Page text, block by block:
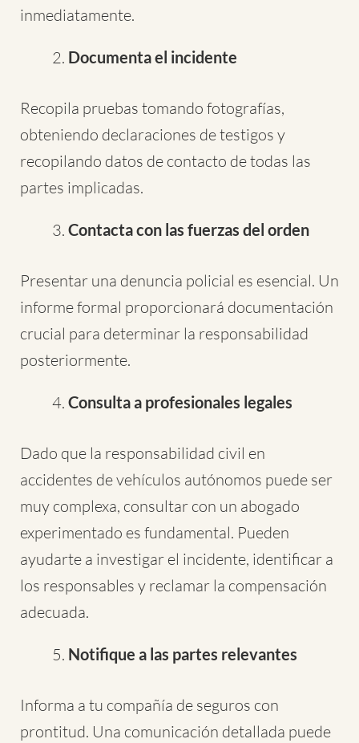
inmediatamente.
Documenta el incidente
Recopila pruebas tomando fotografías,
obteniendo declaraciones de testigos y
recopilando datos de contacto de todas las
partes implicadas.
Contacta con las fuerzas del orden
Presentar una denuncia policial es esencial. Un
informe formal proporcionará documentación
crucial para determinar la responsabilidad
posteriormente.
Consulta a profesionales legales
Dado que la responsabilidad civil en
accidentes de vehículos autónomos puede ser
muy complexa, consultar con un abogado
experimentado es fundamental. Pueden
ayudarte a investigar el incidente, identificar a
los responsables y reclamar la compensación
adecuada.
Notifique a las partes relevantes
Informa a tu compañía de seguros con
prontitud. Una comunicación detallada puede